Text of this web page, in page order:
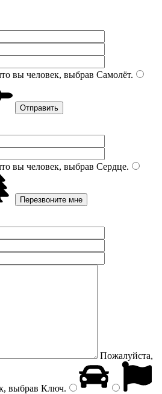
вы человек, выбрав Самолёт.
вы человек, выбрав Сердце.
Пожалуйста,
выбрав Ключ.